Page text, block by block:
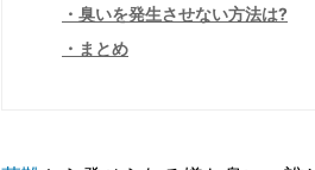
臭いを発生させない方法は?
まとめ